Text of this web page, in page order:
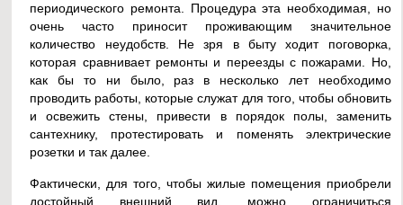
периодического ремонта. Процедура эта необходимая, но
очень часто приносит проживающим значительное
количество неудобств. Не зря в быту ходит поговорка,
которая сравнивает ремонты и переезды с пожарами. Но,
как бы то ни было, раз в несколько лет необходимо
проводить работы, которые служат для того, чтобы обновить
и освежить стены, привести в порядок полы, заменить
сантехнику, протестировать и поменять электрические
розетки и так далее.
Фактически, для того, чтобы жилые помещения приобрели
достойный внешний вид, можно ограничиться